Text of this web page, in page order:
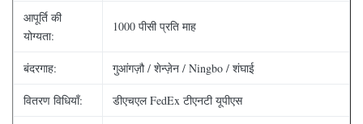
आपूर्ति की
योग्यता:
1000 पीसी प्रति माह
बंदरगाह: गुआंगज़ौ / शेन्ज़ेन / Ningbo / शंघाई
वितरण विधियाँ: डीएचएल FedEx टीएनटी यूपीएस